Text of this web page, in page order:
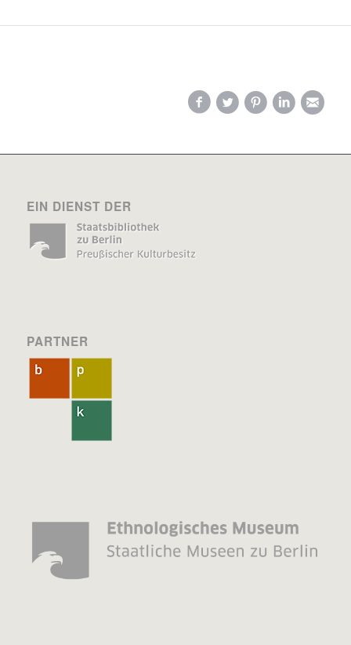
EIN DIENST DER
PARTNER